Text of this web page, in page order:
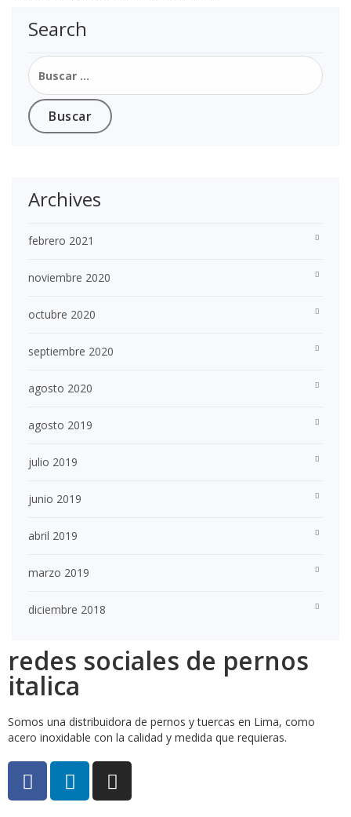
Search
Archives
febrero 2021
noviembre 2020
octubre 2020
septiembre 2020
agosto 2020
agosto 2019
julio 2019
junio 2019
abril 2019
marzo 2019
diciembre 2018
redes sociales de pernos
italica
Somos una distribuidora de pernos y tuercas en Lima, como
acero inoxidable con la calidad y medida que requieras.